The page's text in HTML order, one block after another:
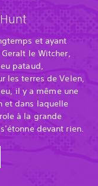
et ayant
le Witcher,
pataud,
les terres de Velen,
il y a même une
et dans laquelle
à la grande
devant rien.